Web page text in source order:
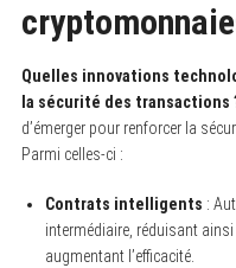
Quelles innovations
la sécurité des transactions
d’émerger pour renforcer la
Parmi celles-ci :
Contrats intelligents :
intermédiaire, réduisant
augmentant l’efficacité.